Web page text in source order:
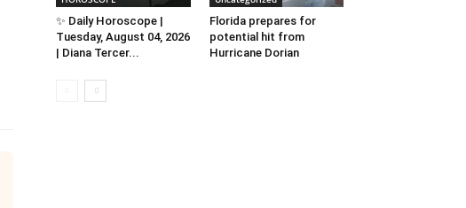
✨ Daily Horoscope |
Tuesday, August 04, 2026
| Diana Tercer...
Florida prepares for
potential hit from
Hurricane Dorian